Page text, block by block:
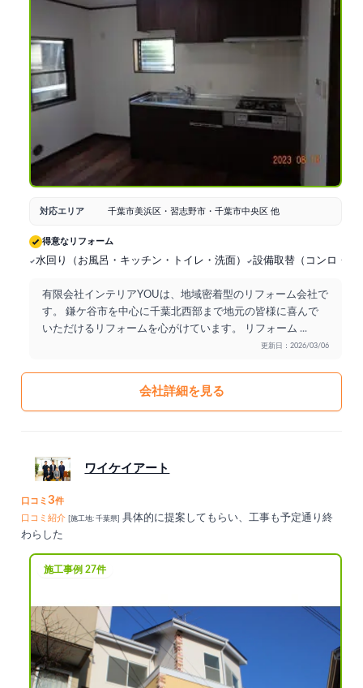
対応エリア 千葉市美浜区・習志野市・千葉市中央区 他
得意なリフォーム
水回り（お風呂・キッチン・トイレ・洗面） 設備取替（コンロ・IH
有限会社インテリアYOUは、地域密着型のリフォーム会社で
す。 鎌ケ谷市を中心に千葉北西部まで地元の皆様に喜んで
いただけるリフォームを心がけています。 リフォーム ...
更新日：2026/03/06
会社詳細を見る
ワイケイアート
口コミ3件
口コミ紹介
[施工地: 千葉県]
具体的に提案してもらい、工事も予定通り終
わらした
施工事例 27件